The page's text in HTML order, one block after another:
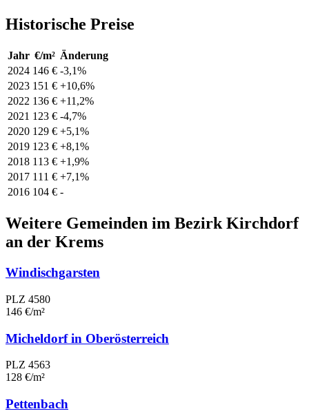
Historische Preise
Jahr €/m² Änderung
2024 146 € -3,1%
2023 151 € +10,6%
2022 136 € +11,2%
2021 123 € -4,7%
2020 129 € +5,1%
2019 123 € +8,1%
2018 113 € +1,9%
2017 111 € +7,1%
2016 104 € -
Weitere Gemeinden im Bezirk Kirchdorf
an der Krems
Windischgarsten
PLZ 4580
146 €/m²
Micheldorf in Oberösterreich
PLZ 4563
128 €/m²
Pettenbach